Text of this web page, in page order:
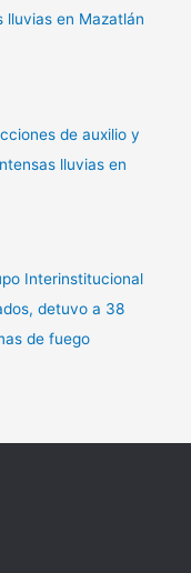
en Mazatlán
de auxilio y
lluvias en
Interinstitucional
detuvo a 38
de fuego